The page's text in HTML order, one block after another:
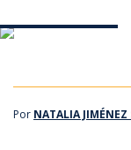
Por NATALIA JIMÉNEZ